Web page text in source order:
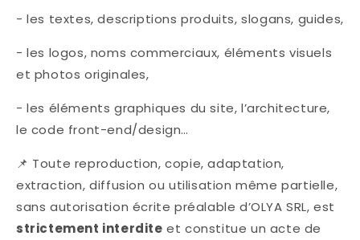
- les textes, descriptions produits, slogans, guides,
- les logos, noms commerciaux, éléments visuels
et photos originales,
- les éléments graphiques du site, l’architecture,
le code front-end/design…
📌 Toute reproduction, copie, adaptation,
extraction, diffusion ou utilisation même partielle,
sans autorisation écrite préalable d’OLYA SRL, est
strictement interdite et constitue un acte de